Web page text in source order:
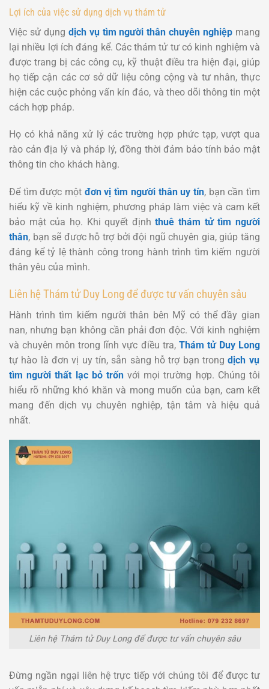
Lợi ích của việc sử dụng dịch vụ thám tử
Việc sử dụng dịch vụ tìm người thân chuyên nghiệp mang
lại nhiều lợi ích đáng kể. Các thám tử tư có kinh nghiệm và
được trang bị các công cụ, kỹ thuật điều tra hiện đại, giúp
họ tiếp cận các cơ sở dữ liệu công cộng và tư nhân, thực
hiện các cuộc phỏng vấn kín đáo, và theo dõi thông tin một
cách hợp pháp.
Họ có khả năng xử lý các trường hợp phức tạp, vượt qua
rào cản địa lý và pháp lý, đồng thời đảm bảo tính bảo mật
thông tin cho khách hàng.
Để tìm được một đơn vị tìm người thân uy tín, bạn cần tìm
hiểu kỹ về kinh nghiệm, phương pháp làm việc và cam kết
bảo mật của họ. Khi quyết địnhthuê thám tử tìm người
thân, bạn sẽ được hỗ trợ bởi đội ngũ chuyên gia, giúp tăng
đáng kể tỷ lệ thành công trong hành trình tìm kiếm người
thân yêu của mình.
Liên hệ Thám tử Duy Long để được tư vấn chuyên sâu
Hành trình tìm kiếm người thân bên Mỹ có thể đầy gian
nan, nhưng bạn không cần phải đơn độc. Với kinh nghiệm
và chuyên môn trong lĩnh vực điều tra, Thám tử Duy Long
tự hào là đơn vị uy tín, sẵn sàng hỗ trợ bạn trongdịch vụ
tìm người thất lạc bỏ trốnvới mọi trường hợp. Chúng tôi
hiểu rõ những khó khăn và mong muốn của bạn, cam kết
mang đến dịch vụ chuyên nghiệp, tận tâm và hiệu quả
nhất.
Liên hệ Thám tử Duy Long để được tư vấn chuyên sâu
Đừng ngần ngại liên hệ trực tiếp với chúng tôi để được tư